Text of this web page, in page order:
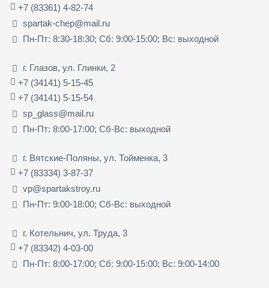
+7 (83361) 4-82-74
spartak-chep@mail.ru
Пн-Пт: 8:30-18:30; Сб: 9:00-15:00; Вс: выходной
г. Глазов, ул. Глинки, 2
+7 (34141) 5-15-45
+7 (34141) 5-15-54
sp_glass@mail.ru
Пн-Пт: 8:00-17:00; Сб-Вс: выходной
г. Вятские-Поляны, ул. Тойменка, 3
+7 (83334) 3-87-37
vp@spartakstroy.ru
Пн-Пт: 9:00-18:00; Сб-Вс: выходной
г. Котельнич, ул. Труда, 3
+7 (83342) 4-03-00
Пн-Пт: 8:00-17:00; Сб: 9:00-15:00; Вс: 9:00-14:00